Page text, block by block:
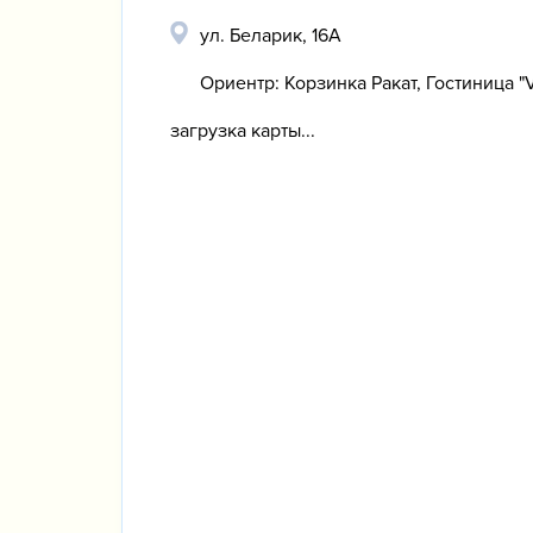
ул. Беларик, 16А
Ориентр: Корзинка Ракат, Гостиница
загрузка карты...